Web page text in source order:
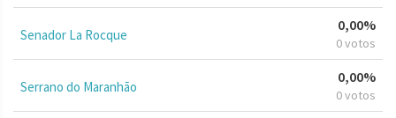
Senador La Rocque
0,00%
0 votos
Serrano do Maranhão
0,00%
0 votos